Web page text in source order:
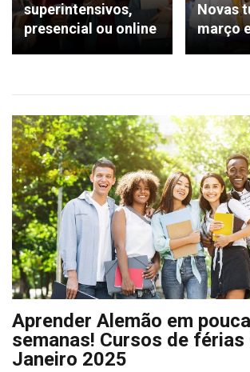
superintensivos,
presencial ou online
Novas
março
Aprender Alemão em
semanas! Cursos de férias
Janeiro 2025